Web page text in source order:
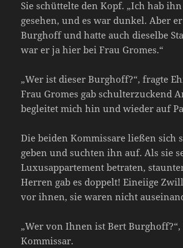
Sie schüttelte den Kopf. „Ich hab
gesehen, und es war dunkel. Aber
Burghoff und hatte auch dieselbe
war er ja hier bei Frau Gromes.“
„Wer ist dieser Burghoff?“, fragte
Frau Gromes gab schulterzuckend
begleitet mich hin und wieder auf
Die beiden Kommissare ließen sich
geben und suchten ihn auf. Als sie
Luxusappartement betraten,
Herren gab es doppelt! Eineiige
vor ihnen, sie waren nicht
„Wer von Ihnen ist Bert
Kommissar.